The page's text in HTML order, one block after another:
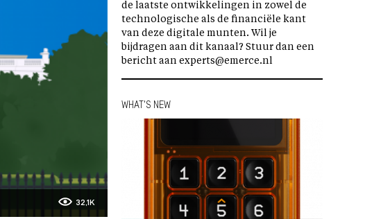
32,1K
de laatste ontwikkelingen in zowel de
technologische als de financiële kant
van deze digitale munten. Wil je
bijdragen aan dit kanaal? Stuur dan een
bericht aan experts@emerce.nl
WHAT'S NEW